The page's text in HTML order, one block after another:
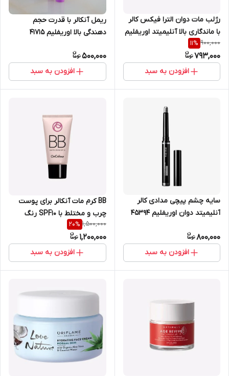
رژلب مات دوان الترا فیکس کالر
با ماندگاری بالا آنلیمیتد اوریفلیم
41802
900,000
11%
793,000
افزودن به سبد
ریمل آنکالر با قدرت حجم
دهندگی بالا اوریفلیم 41715
500,000
افزودن به سبد
سایه چشم پیچی مدادی کالر
آنلیمیتد دوان اوریفلیم 45394
800,000
افزودن به سبد
BB کرم مات آنکالر برای پوست
چرب و مختلط با SPF10 رنگ
طبیعی 30 میل اوریفلیم 41748
1,500,000
20%
1,200,000
افزودن به سبد